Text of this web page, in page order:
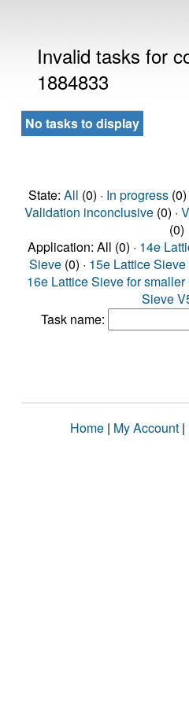
Invalid tasks for
1884833
No tasks to display
State: All (0) · In progress(0)
Validation inconclusive(0) ·
(0)
Application: All (0) · 14e
Sieve (0) · 15e Lattice
16e Lattice Sieve for
Sieve
Task name:
Home | My Account |